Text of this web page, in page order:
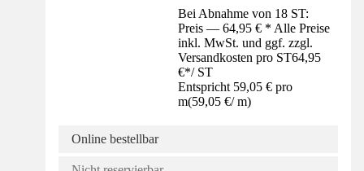
Bei Abnahme von 18 ST:
Preis — 64,95 € * Alle Preise
inkl. MwSt. und ggf. zzgl.
Versandkosten pro ST64,95
€*/ ST
Entspricht 59,05 € pro
m(59,05 €/ m)
Online bestellbar